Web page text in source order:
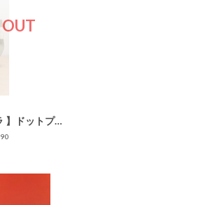
【 toleur / トーラ 】ドットプリントトート 11899